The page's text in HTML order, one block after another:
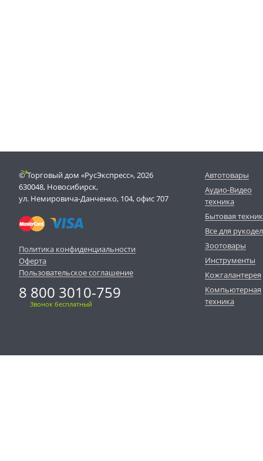
© Торговый дом «РусЭкспресс», 2026
630048, Новосибирск,
ул. Немировича-Данченко, 104, офис 707
Политика конфиденциальности
Оферта
Пользовательское соглашение
8 800 3010-759
Звонок бесплатный
Автотовары
Аудио-Видео
техника
Бытовая
Все для
Зоотовары
Инструменты
Кожгалантерея
Компьютерная
техника